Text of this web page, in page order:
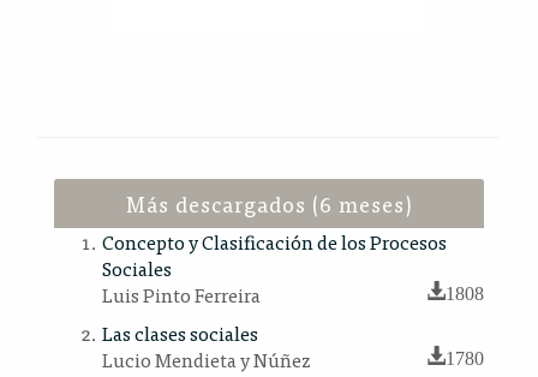
Más descargados (6 meses)
Concepto y Clasificación de los Procesos
Sociales
Luis Pinto Ferreira
1808
Las clases sociales
Lucio Mendieta y Núñez
1780